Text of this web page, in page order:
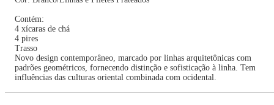
Contém:
4 xícaras de chá
4 pires
Trasso
Novo design contemporâneo, marcado por linhas arquitetônicas com
padrões geométricos, fornecendo distinção e sofisticação à linha. Tem
influências das culturas oriental combinada com ocidental.